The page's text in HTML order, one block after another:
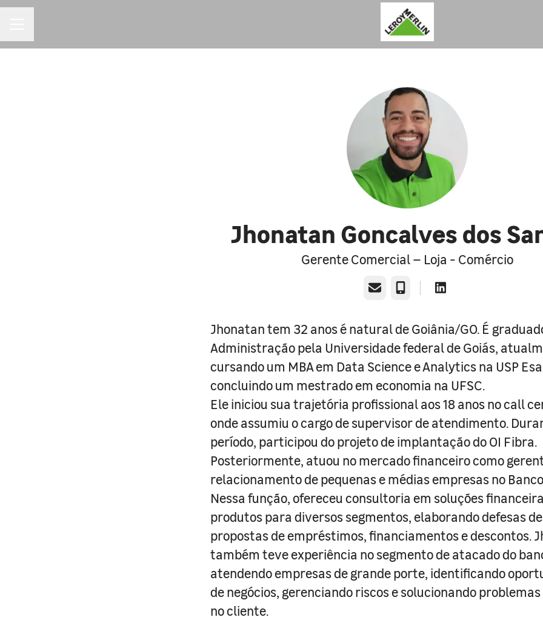
Jhonatan Goncalves dos
Gerente Comercial – Loja - Comércio
E-mail Telefone
Jhonatan tem 32 anos é natural de Goiânia/GO. É
Administração pela Universidade federal de Goiás,
cursando um MBA em Data Science e Analytics na USP
concluindo um mestrado em economia na UFSC.
Ele iniciou sua trajetória profissional aos 18 anos no call
onde assumiu o cargo de supervisor de atendimento.
período, participou do projeto de implantação do OI Fibra.
Posteriormente, atuou no mercado financeiro como
relacionamento de pequenas e médias empresas no
Nessa função, ofereceu consultoria em soluções
produtos para diversos segmentos, elaborando defesas
propostas de empréstimos, financiamentos e descontos.
também teve experiência no segmento de atacado do
atendendo empresas de grande porte, identificando
de negócios, gerenciando riscos e solucionando
no cliente.